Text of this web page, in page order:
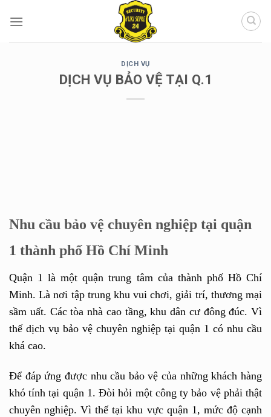
đến
DỊCH VỤ
DỊCH VỤ BẢO VỆ TẠI Q.1
Nhu cầu bảo vệ chuyên nghiệp tại quận
1 thành phố Hồ Chí Minh
Quận 1 là một quận trung tâm của thành phố Hồ Chí
Minh. Là nơi tập trung khu vui chơi, giải trí, thương mại
sầm uất. Các tòa nhà cao tầng, khu dân cư đông đúc. Vì
thế dịch vụ bảo vệ chuyên nghiệp tại quận 1 có nhu cầu
khá cao.
Để đáp ứng được nhu cầu bảo vệ của những khách hàng
khó tính tại quận 1. Đòi hỏi một công ty bảo vệ phải thật
chuyên nghiệp. Vì thế tại khu vực quận 1, mức độ cạnh